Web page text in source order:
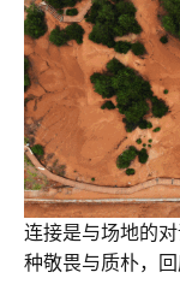
连接是与场地的
种敬畏与质朴，回